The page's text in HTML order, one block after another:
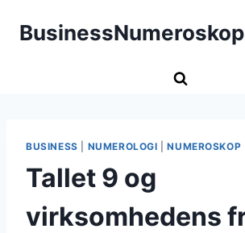
BUSINESS NUMEROLOGI |NUMEROSKOP
Tallet 9 og
virksomhedens